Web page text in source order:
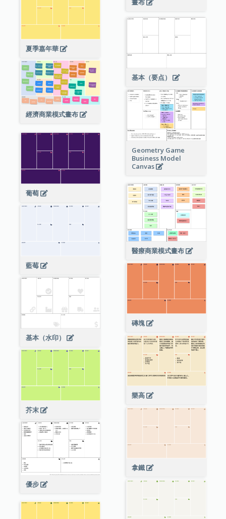
畫布
夏季嘉年華
基本（要点）
經濟商業模式畫布
Geometry Game
Business Model
Canvas
葡萄
醫療商業模式畫布
藍莓
磚塊
基本（水印）
樂高
芥末
拿鐵
優步